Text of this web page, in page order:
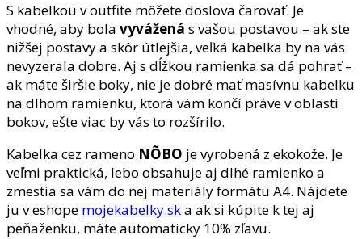
S kabelkou v outfite môžete doslova čarovať. Je
vhodné, aby bola vyvážená s vašou postavou – ak ste
nižšej postavy a skôr útlejšia, veľká kabelka by na vás
nevyzerala dobre. Aj s dĺžkou ramienka sa dá pohrať –
ak máte širšie boky, nie je dobré mať masívnu kabelku
na dlhom ramienku, ktorá vám končí práve v oblasti
bokov, ešte viac by vás to rozšírilo.
Kabelka cez rameno NÕBO je vyrobená z ekokože. Je
veľmi praktická, lebo obsahuje aj dlhé ramienko a
zmestia sa vám do nej materiály formátu A4. Nájdete
ju v eshope mojekabelky.ska ak si kúpite k tej aj
peňaženku, máte automaticky 10% zľavu.